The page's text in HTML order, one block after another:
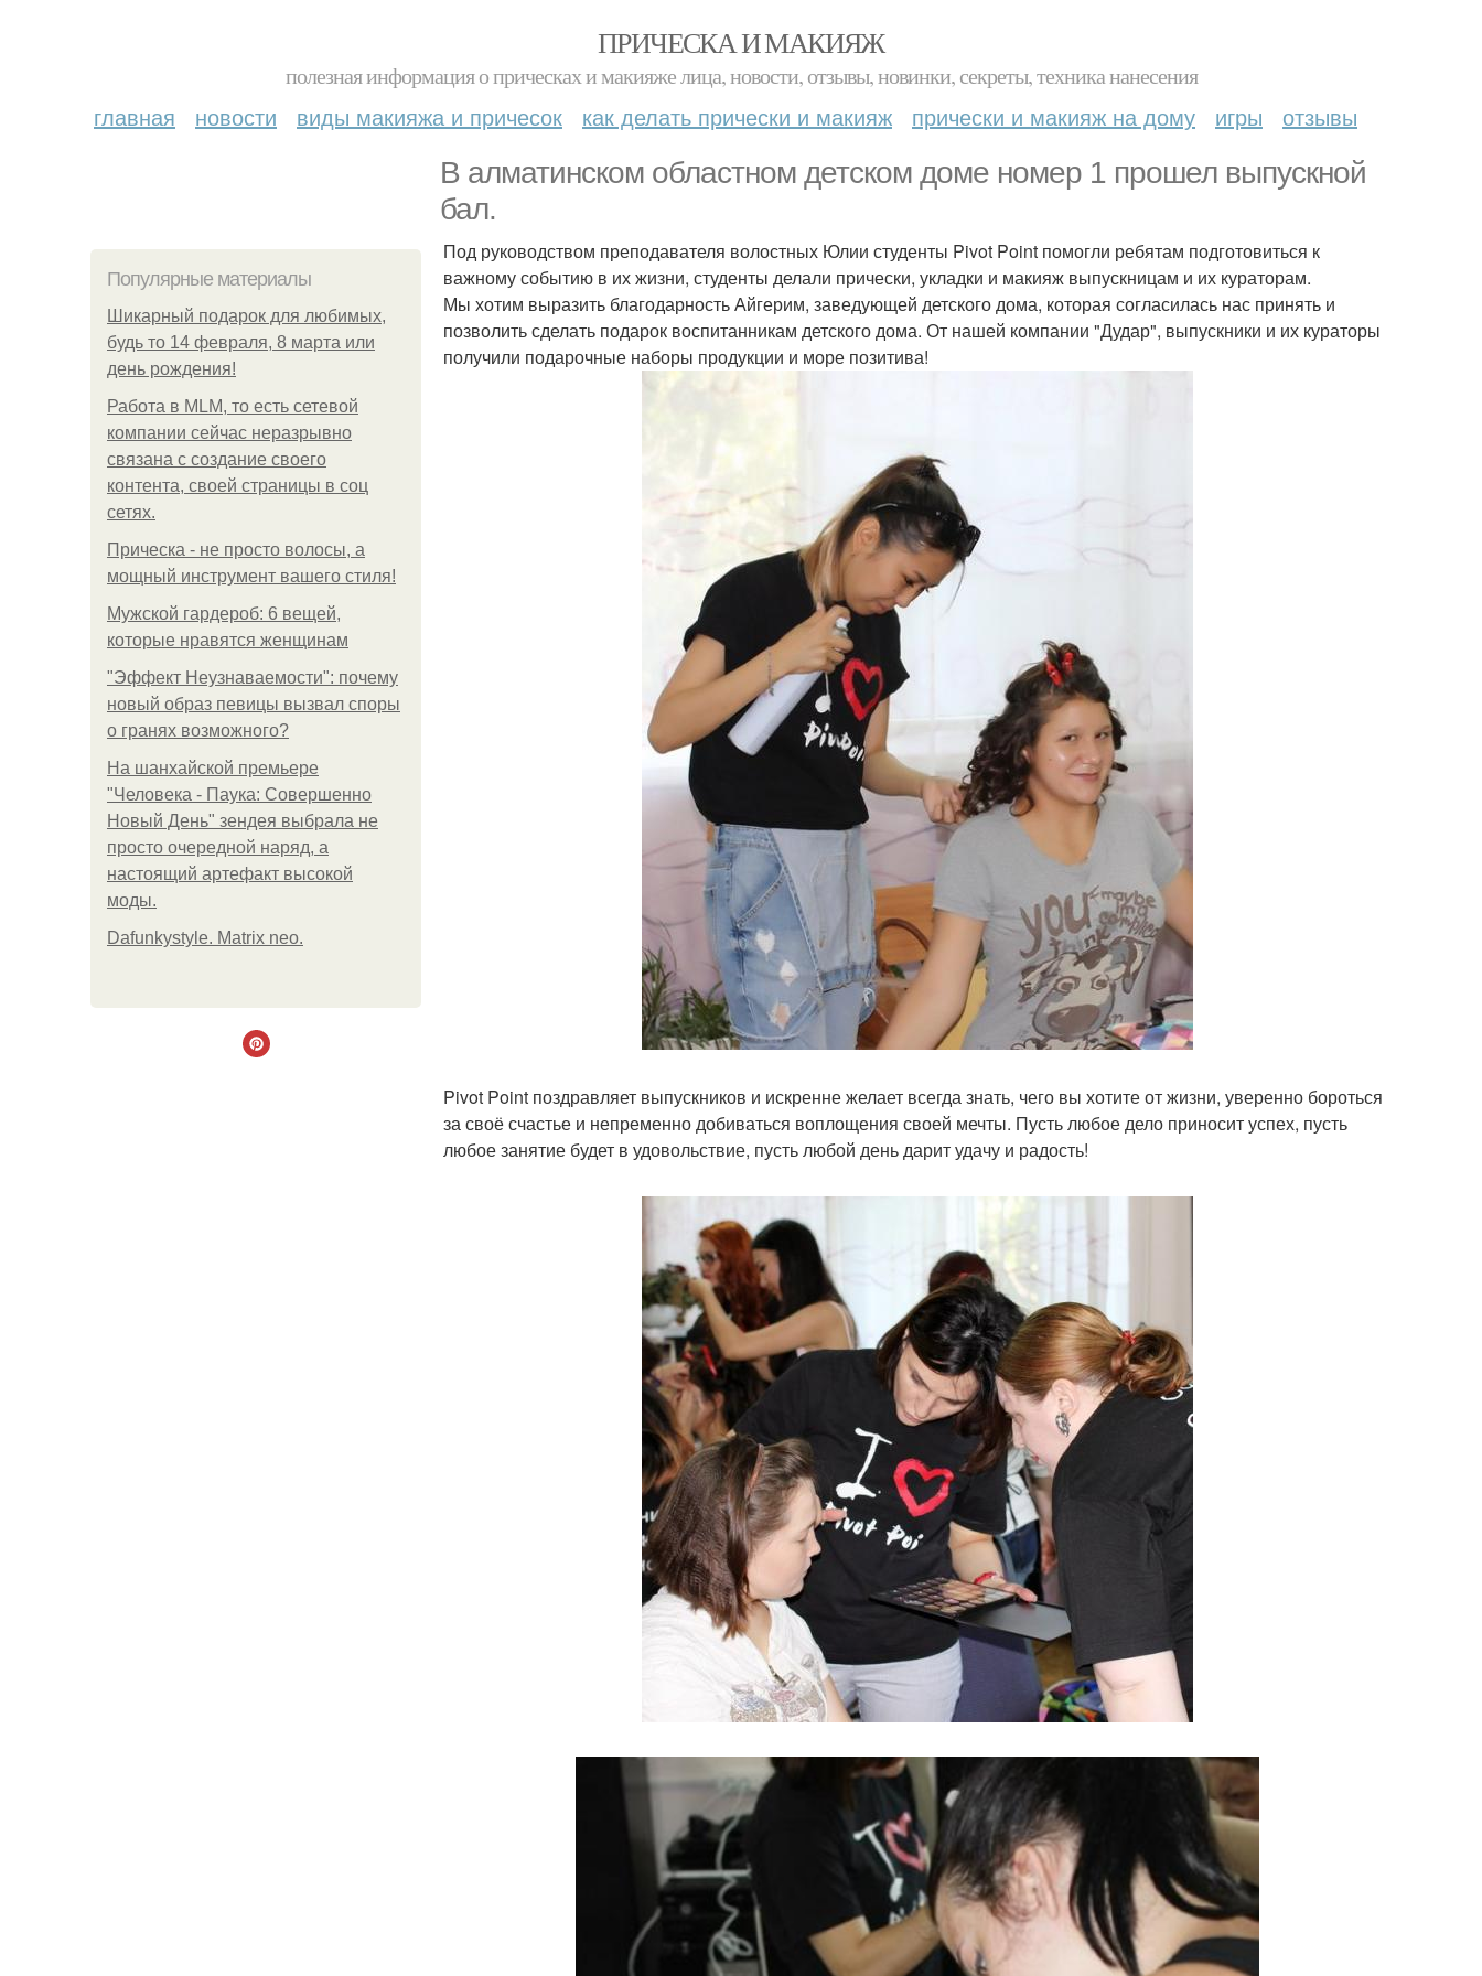
ПРИЧЕСКА И МАКИЯЖ
полезная информация о прическах и макияже лица, новости, отзывы, новинки, секреты, техника нанесения
главная новости виды макияжа и причесок как делать прически и макияж прически и макияж на дому игры отзывы
В алматинском областном детском доме номер 1 прошел выпускной
бал.
Популярные материалы
Шикарный подарок для любимых,
будь то 14 февраля, 8 марта или
день рождения!
Работа в MLM, то есть сетевой
компании сейчас неразрывно
связана с создание своего
контента, своей страницы в соц
сетях.
Прическа - не просто волосы, а
мощный инструмент вашего стиля!
Мужской гардероб: 6 вещей,
которые нравятся женщинам
"Эффект Неузнаваемости": почему
новый образ певицы вызвал споры
о гранях возможного?
На шанхайской премьере
"Человека - Паука: Совершенно
Новый День" зендея выбрала не
просто очередной наряд, а
настоящий артефакт высокой
моды.
Dafunkystyle. Matrix neo.
Под руководством преподавателя волостных Юлии студенты Pivot Point помогли ребятам подготовиться к
важному событию в их жизни, студенты делали прически, укладки и макияж выпускницам и их кураторам.
Мы хотим выразить благодарность Айгерим, заведующей детского дома, которая согласилась нас принять и
позволить сделать подарок воспитанникам детского дома. От нашей компании "Дудар", выпускники и их кураторы
получили подарочные наборы продукции и море позитива!
Pivot Point поздравляет выпускников и искренне желает всегда знать, чего вы хотите от жизни, уверенно бороться
за своё счастье и непременно добиваться воплощения своей мечты. Пусть любое дело приносит успех, пусть
любое занятие будет в удовольствие, пусть любой день дарит удачу и радость!